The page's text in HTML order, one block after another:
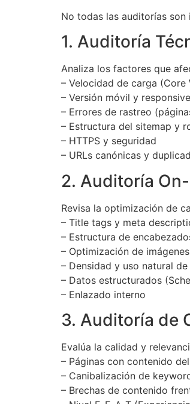
No todas las auditorías son
1. Auditoría
Analiza los factores que
– Velocidad de carga (Core
– Versión móvil y
– Errores de rastreo
– Estructura del sitemap y
– HTTPS y seguridad
– URLs canónicas y
2. Auditoría
Revisa la optimización de
– Title tags y meta
– Estructura de
– Optimización de
– Densidad y uso natural
– Datos estructurados
– Enlazado interno
3. Auditoría de
Evalúa la calidad y
– Páginas con contenido
– Canibalización de
– Brechas de contenido